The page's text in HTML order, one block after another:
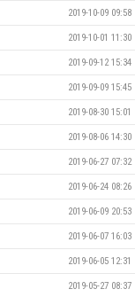
2019-10-09 09:58
2019-10-01 11:30
2019-09-12 15:34
2019-09-09 15:45
2019-08-30 15:01
2019-08-06 14:30
2019-06-27 07:32
2019-06-24 08:26
2019-06-09 20:53
2019-06-07 16:03
2019-06-05 12:31
2019-05-27 08:37